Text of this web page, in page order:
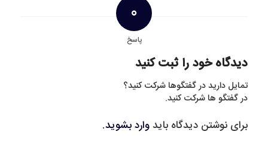
0
پاسخ
دیدگاه خود را ثبت کنید
تمایل دارید در گفتگوها شرکت کنید؟
در گفتگو ها شرکت کنید.
برای نوشتن دیدگاه بایدوارد بشوید.